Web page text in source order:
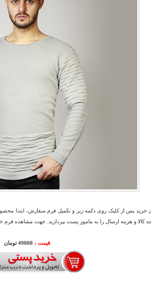
خرید پس از کلیک روی دکمه زیر و تکمیل فرم سفارش، ابتدا
کالا و هزینه ارسال را به مامور پست بپردازید. جهت مشاهده فرم
قیمت : 49000 تومان